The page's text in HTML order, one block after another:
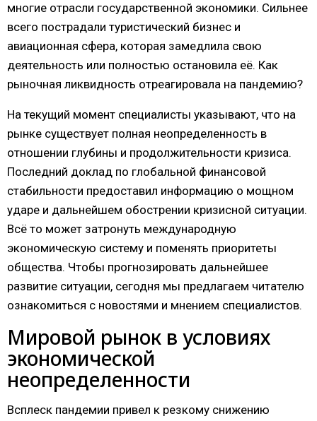
многие отрасли государственной экономики. Сильнее
всего пострадали туристический бизнес и
авиационная сфера, которая замедлила свою
деятельность или полностью остановила её. Как
рыночная ликвидность отреагировала на пандемию?
На текущий момент специалисты указывают, что на
рынке существует полная неопределенность в
отношении глубины и продолжительности кризиса.
Последний доклад по глобальной финансовой
стабильности предоставил информацию о мощном
ударе и дальнейшем обострении кризисной ситуации.
Всё то может затронуть международную
экономическую систему и поменять приоритеты
общества. Чтобы прогнозировать дальнейшее
развитие ситуации, сегодня мы предлагаем читателю
ознакомиться с новостями и мнением специалистов.
Мировой рынок в условиях
экономической
неопределенности
Всплеск пандемии привел к резкому снижению